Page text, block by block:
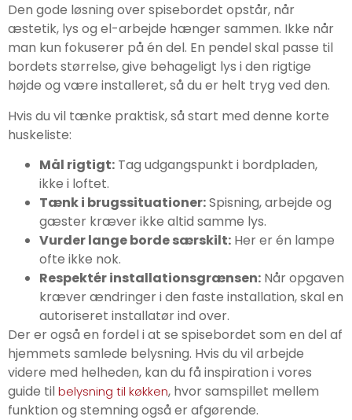
Den gode løsning over spisebordet opstår, når
æstetik, lys og el-arbejde hænger sammen. Ikke når
man kun fokuserer på én del. En pendel skal passe til
bordets størrelse, give behageligt lys i den rigtige
højde og være installeret, så du er helt tryg ved den.
Hvis du vil tænke praktisk, så start med denne korte
huskeliste:
Mål rigtigt: Tag udgangspunkt i bordpladen,
ikke i loftet.
Tænk i brugssituationer:Spisning, arbejde og
gæster kræver ikke altid samme lys.
Vurder lange borde særskilt: Her er én lampe
ofte ikke nok.
Respektér installationsgrænsen: Når opgaven
kræver ændringer i den faste installation, skal en
autoriseret installatør ind over.
Der er også en fordel i at se spisebordet som en del af
hjemmets samlede belysning. Hvis du vil arbejde
videre med helheden, kan du få inspiration i vores
guide tilbelysning til køkken, hvor samspillet mellem
funktion og stemning også er afgørende.